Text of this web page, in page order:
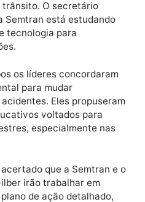
Foi debatida a
viária, especialmente
onde ocorrem frequentes
para coibir infrações
irregular.
uso de tecnologias como
aplicativos de
o trânsito. O secretário
a Semtran está estudando
de tecnologia para